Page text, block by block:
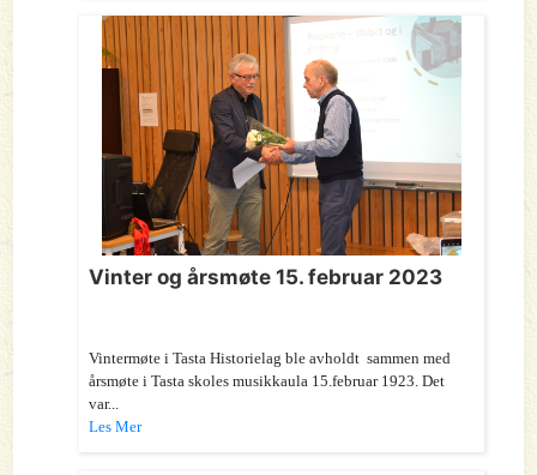
Vinter og årsmøte 15. februar 2023
Vintermøte i Tasta Historielag ble avholdt sammen med
årsmøte i Tasta skoles musikkaula 15.februar 1923. Det
var...
Les Mer